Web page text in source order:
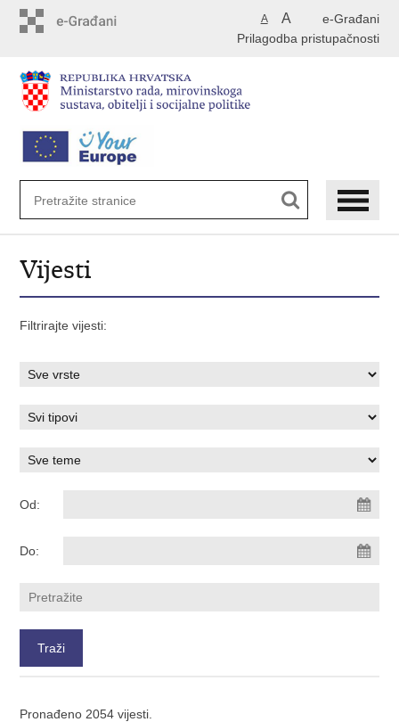
e-Građani
A A
Prilagodba pristupačnosti
Vijesti
Filtrirajte vijesti:
Od:
Do:
Pronađeno 2054 vijesti.